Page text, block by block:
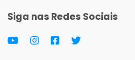
Siga nas Redes Sociais